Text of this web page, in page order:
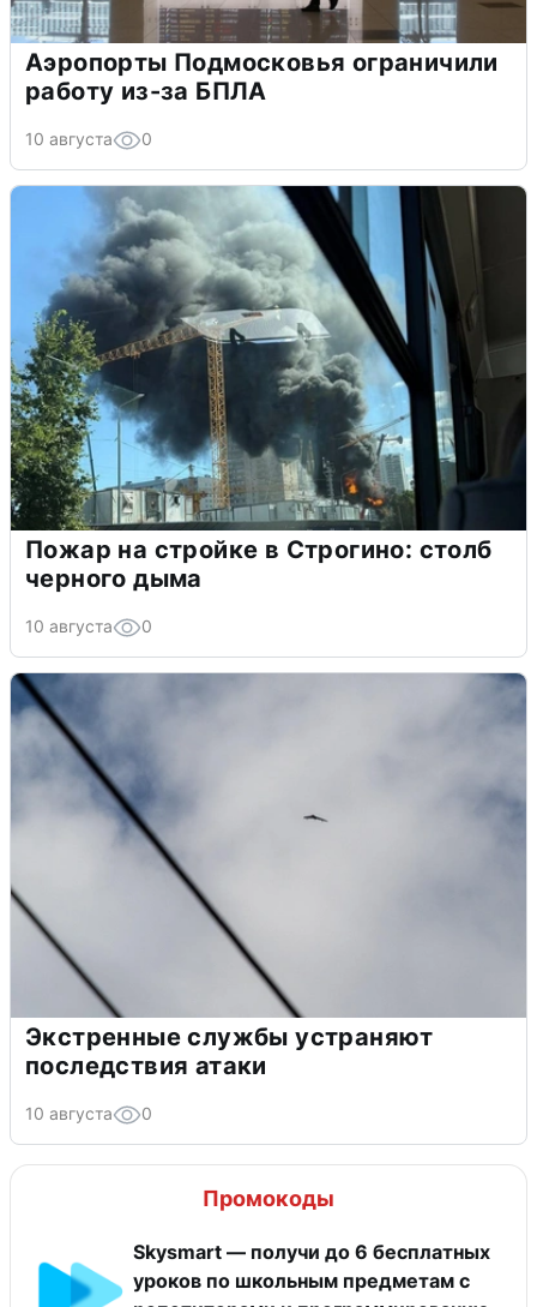
Аэропорты Подмосковья ограничили
работу из-за БПЛА
10 августа 0
Пожар на стройке в Строгино: столб
черного дыма
10 августа 0
Экстренные службы устраняют
последствия атаки
10 августа 0
Промокоды
Skysmart — получи до 6 бесплатных
уроков по школьным предметам с